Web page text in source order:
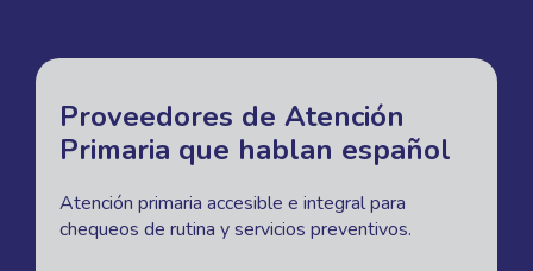
Proveedores de Atención
Primaria que hablan español
Atención primaria accesible e integral para
chequeos de rutina y servicios preventivos.